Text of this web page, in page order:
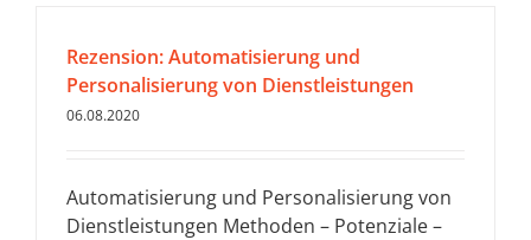
Rezension: Automatisierung und
Personalisierung von Dienstleistungen
06.08.2020
Automatisierung und Personalisierung von
Dienstleistungen Methoden – Potenziale –